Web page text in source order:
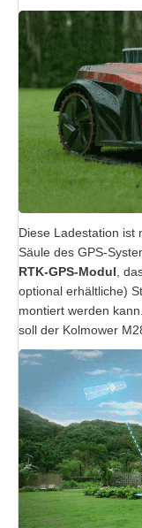
Diese Ladestation ist
Säule des GPS-
RTK-GPS-Modul ,
optional erhältliche)
montiert werden
soll der Kolmower